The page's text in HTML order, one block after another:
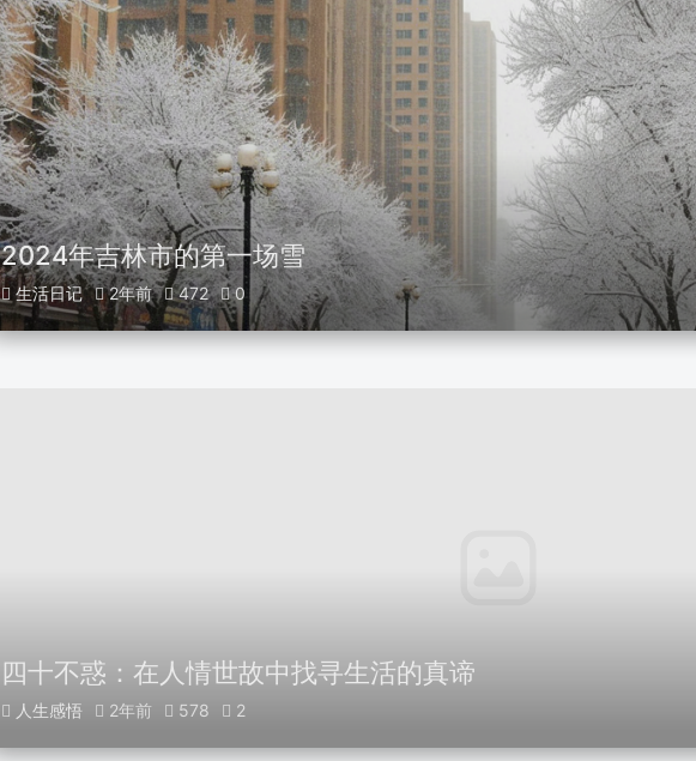
2024年吉林市的第一场雪
生活日记 2年前 472 0
四十不惑：在人情世故中找寻生活的真谛
人生感悟 2年前 578 2